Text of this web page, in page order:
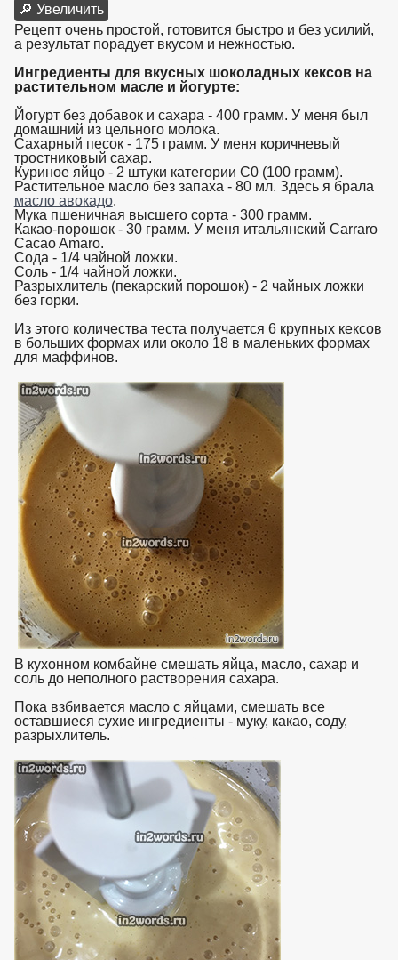
🔎 Увеличить
Рецепт очень простой, готовится быстро и без усилий,
а результат порадует вкусом и нежностью.
Ингредиенты для вкусных шоколадных кексов на
растительном масле и йогурте:
Йогурт без добавок и сахара - 400 грамм. У меня был
домашний из цельного молока.
Сахарный песок - 175 грамм. У меня коричневый
тростниковый сахар.
Куриное яйцо - 2 штуки категории C0 (100 грамм).
Растительное масло без запаха - 80 мл. Здесь я брала
масло авокадо.
Мука пшеничная высшего сорта - 300 грамм.
Какао-порошок - 30 грамм. У меня итальянский Carraro
Cacao Amaro.
Сода - 1/4 чайной ложки.
Соль - 1/4 чайной ложки.
Разрыхлитель (пекарский порошок) - 2 чайных ложки
без горки.
Из этого количества теста получается 6 крупных кексов
в больших формах или около 18 в маленьких формах
для маффинов.
В кухонном комбайне смешать яйца, масло, сахар и
соль до неполного растворения сахара.
Пока взбивается масло с яйцами, смешать все
оставшиеся сухие ингредиенты - муку, какао, соду,
разрыхлитель.